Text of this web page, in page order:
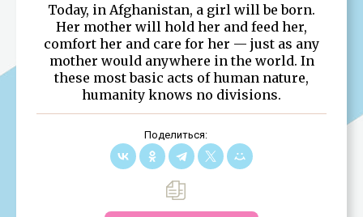
Today, in Afghanistan, a girl will be born.
Her mother will hold her and feed her,
comfort her and care for her — just as any
mother would anywhere in the world. In
these most basic acts of human nature,
humanity knows no divisions.
Поделиться: